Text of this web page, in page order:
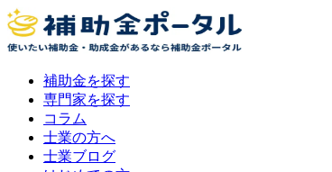
補助金を探す
専門家を探す
コラム
士業の方へ
士業ブログ